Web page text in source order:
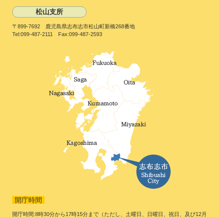
松山支所
〒899-7692 鹿児島県志布志市松山町新橋268番地
Tel:099-487-2111 Fax:099-487-2593
開庁時間
開庁時間:8時30分から17時15分まで（ただし、土曜日、日曜日、祝日、及び12月